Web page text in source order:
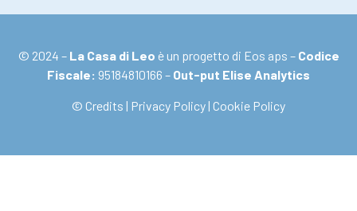
© 2024 – La Casa di Leo è un progetto di Eos aps – Codice
Fiscale: 95184810166 – Out-put Elise Analytics
© Credits | Privacy Policy | Cookie Policy